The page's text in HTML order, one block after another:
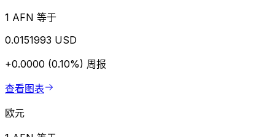
1 AFN 等于
0.0151993 USD
+0.0000 (0.10%) 周报
查看图表
欧元